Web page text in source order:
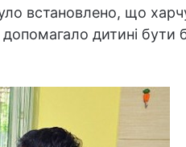
встановлено, що
дитині бути